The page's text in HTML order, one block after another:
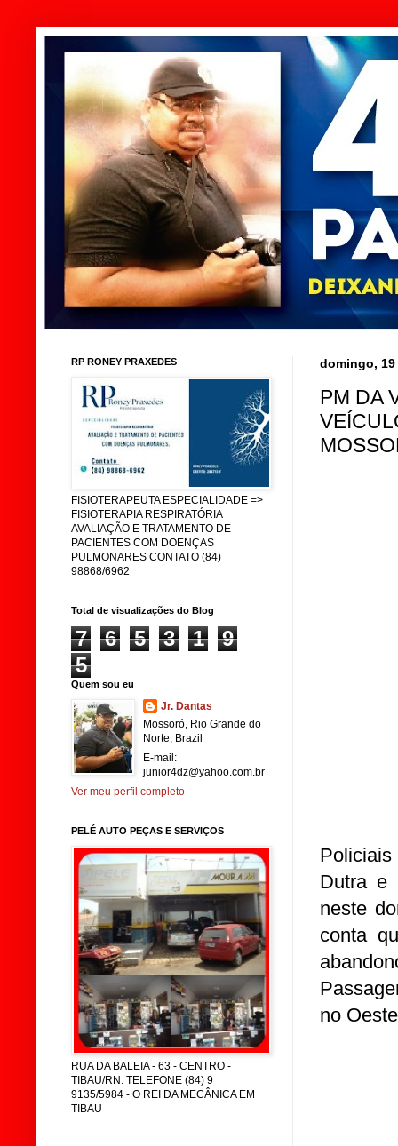
domingo,
PM DA
Policiais
Dutra e
neste
conta
no
RP RONEY PRAXEDES
FISIOTERAPEUTA ESPECIALIDADE =>
FISIOTERAPIA RESPIRATÓRIA
AVALIAÇÃO E TRATAMENTO DE
PACIENTES COM DOENÇAS
PULMONARES CONTATO (84)
98868/6962
Total de visualizações do Blog
7 6 5 3 1
9
5
Quem sou eu
Jr. Dantas
Mossoró, Rio Grande do
Norte, Brazil
E-mail:
junior4dz@yahoo.com.br
Ver meu perfil completo
PELÉ AUTO PEÇAS E SERVIÇOS
RUA DA BALEIA - 63 - CENTRO -
TIBAU/RN. TELEFONE (84) 9
9135/5984 - O REI DA MECÂNICA EM
TIBAU